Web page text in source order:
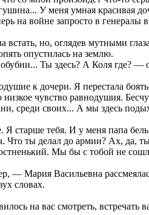
У меня умная красивая
на войне запросто в генералы
встать, но, оглядев мутными
опустилась на землю.
Ты здесь? А Коля где? —
к дочери. Я перестала
чувство равнодушия.
среди своих... А мы здесь
старше тебя. И у меня папа
Что ты делал до армии? Ах, да,
Мы бы с тобой не
— Мария Васильевна
словах.
на вас смотреть, встречать